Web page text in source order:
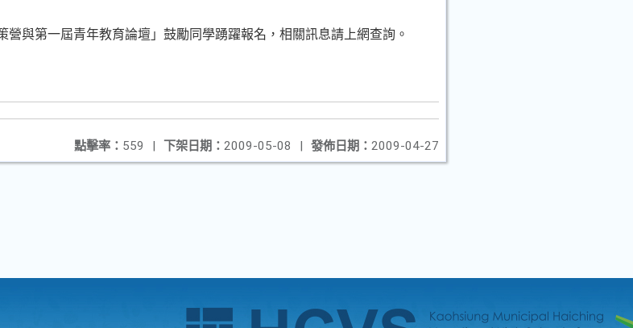
與第一屆青年教育論壇」鼓勵同學踴躍報名，相關訊息請上網查詢。
發佈日期： 2009-04-27
下架日期： 2009-05-08 |
點擊率： 559 |